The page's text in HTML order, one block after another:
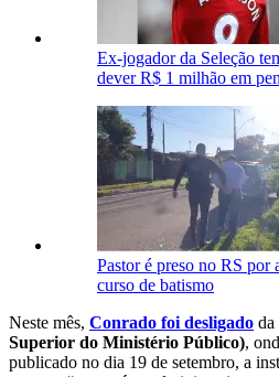
Ex-jogador da Seleção
dever R$ 1 milhão em
Pastor é preso no RS por
curso de batismo
Neste mês, Conrado foi desligado da
Superior do Ministério Público),
publicado no dia 19 de setembro, a